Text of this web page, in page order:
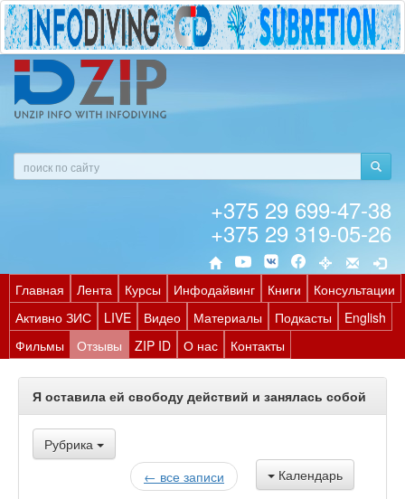
+375 29 699-47-38
+375 29 319-05-26
Главная Лента Курсы Инфодайвинг Книги
Консультации
Активно ЗИС
LIVE Видео Материалы Подкасты
English
Фильмы
Отзывы ZIP ID О нас Контакты
Я оставила ей свободу действий и занялась собой
Рубрика
Календарь
← все записи